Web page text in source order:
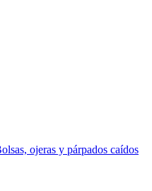
ojeras y párpados caídos